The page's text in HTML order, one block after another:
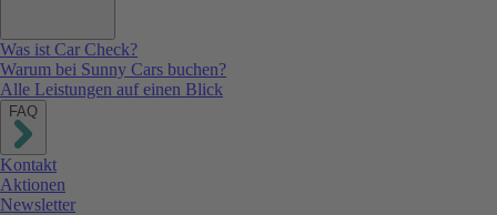
Was ist Car Check?
Warum bei Sunny Cars buchen?
Alle Leistungen auf einen Blick
FAQ
Kontakt
Aktionen
Newsletter